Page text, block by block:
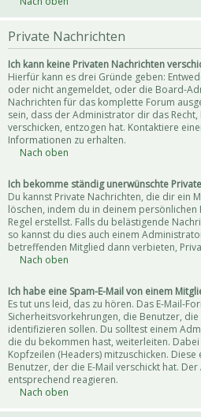
Private Nachrichten
Ich kann keine Privaten Nachrichten
Hierfür kann es drei Gründe geben:
oder nicht angemeldet, oder die Board-
Nachrichten für das komplette Forum
sein, dass der Administrator dir das Recht,
verschicken, entzogen hat. Kontaktiere
Informationen zu erhalten.
Nach oben
Ich bekomme ständig unerwünschte
Du kannst Private Nachrichten, die dir ein
löschen, indem du in deinem
Regel erstellst. Falls du belästigende
so kannst du dies auch einem
betreffenden Mitglied dann verbieten,
Nach oben
Ich habe eine Spam-E-Mail von einem
Es tut uns leid, das zu hören. Das E-Mail-
Sicherheitsvorkehrungen, die Benutzer,
identifizieren sollen. Du solltest einem
die du bekommen hast, weiterleiten.
Kopfzeilen (Headers) mitzuschicken.
Benutzer, der die E-Mail verschickt hat.
entsprechend reagieren.
Nach oben